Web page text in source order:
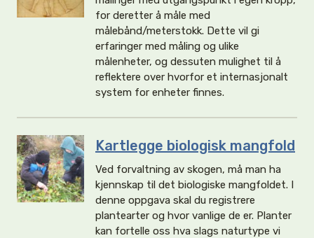
for deretter å måle med
målebånd/meterstokk. Dette vil gi
erfaringer med måling og ulike
målenheter, og dessuten mulighet til å
reflektere over hvorfor et internasjonalt
system for enheter finnes.
Kartlegge biologisk mangfold
Ved forvaltning av skogen, må man ha
kjennskap til det biologiske mangfoldet. I
denne oppgava skal du registrere
plantearter og hvor vanlige de er. Planter
kan fortelle oss hva slags naturtype vi